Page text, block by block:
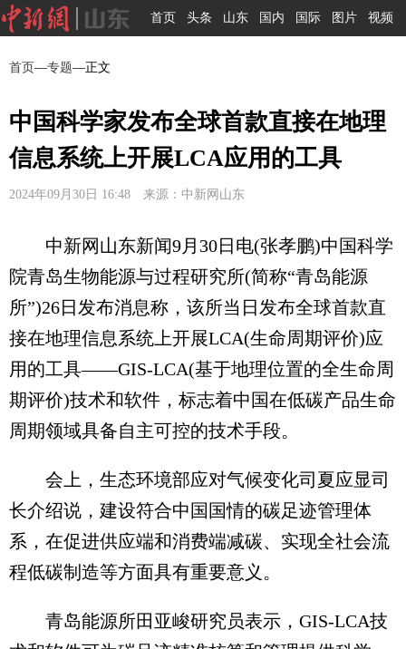
首页 头条 山东 国内 国际 图片 视频
首页—专题—正文
中国科学家发布全球首款直接在地理
信息系统上开展LCA应用的工具
2024年09月30日 16:48 来源：中新网山东
中新网山东新闻9月30日电(张孝鹏)中国科学
院青岛生物能源与过程研究所(简称“青岛能源
所”)26日发布消息称，该所当日发布全球首款直
接在地理信息系统上开展LCA(生命周期评价)应
用的工具——GIS-LCA(基于地理位置的全生命周
期评价)技术和软件，标志着中国在低碳产品生命
周期领域具备自主可控的技术手段。
会上，生态环境部应对气候变化司夏应显司
长介绍说，建设符合中国国情的碳足迹管理体
系，在促进供应端和消费端减碳、实现全社会流
程低碳制造等方面具有重要意义。
青岛能源所田亚峻研究员表示，GIS-LCA技